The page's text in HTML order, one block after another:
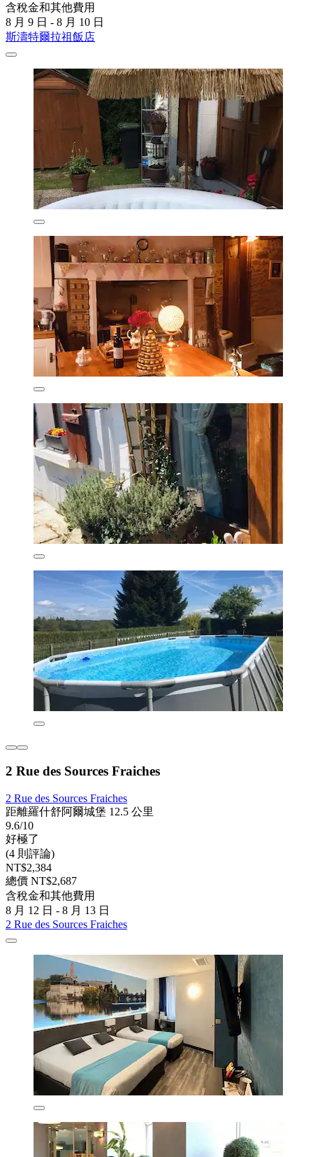
含稅金和其他費用
8 月 9 日 - 8 月 10 日
斯濤特爾拉祖飯店
2 Rue des Sources Fraiches
2 Rue des Sources Fraiches
距離羅什舒阿爾城堡 12.5 公里
9.6/10
好極了
(4 則評論)
NT$2,384
總價 NT$2,687
含稅金和其他費用
8 月 12 日 - 8 月 13 日
2 Rue des Sources Fraiches